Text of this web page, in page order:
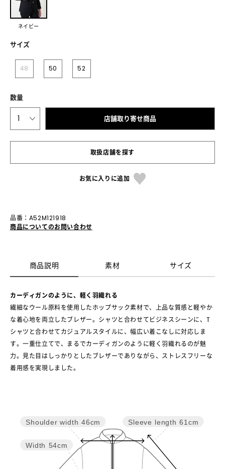
ネイビー
サイズ
48 50 52
数量
1 店舗取り寄せ商品
取扱店舗を探す
お気に入りに追加
品番：A52M121918
商品についてのお問い合わせ
商品説明 素材 サイズ
カーディガンのように、軽く羽織れる
繊細なウール原料を使用したホップサック素材で、上品な質感と軽やか
な着心地を両立したブレザー。シャツと合わせてビジネスシーンに、T
シャツと合わせてカジュアルスタイルに、幅広い着こなしに対応しま
す。一重仕立てで、まるでカーディガンのように軽く羽織れるのが魅
力。見た目はしっかりとしたブレザーでありながら、ストレスフリーな
着用感を実現しました。
Sleeve length 61cm
Width 54cm
Shoulder width 46cm